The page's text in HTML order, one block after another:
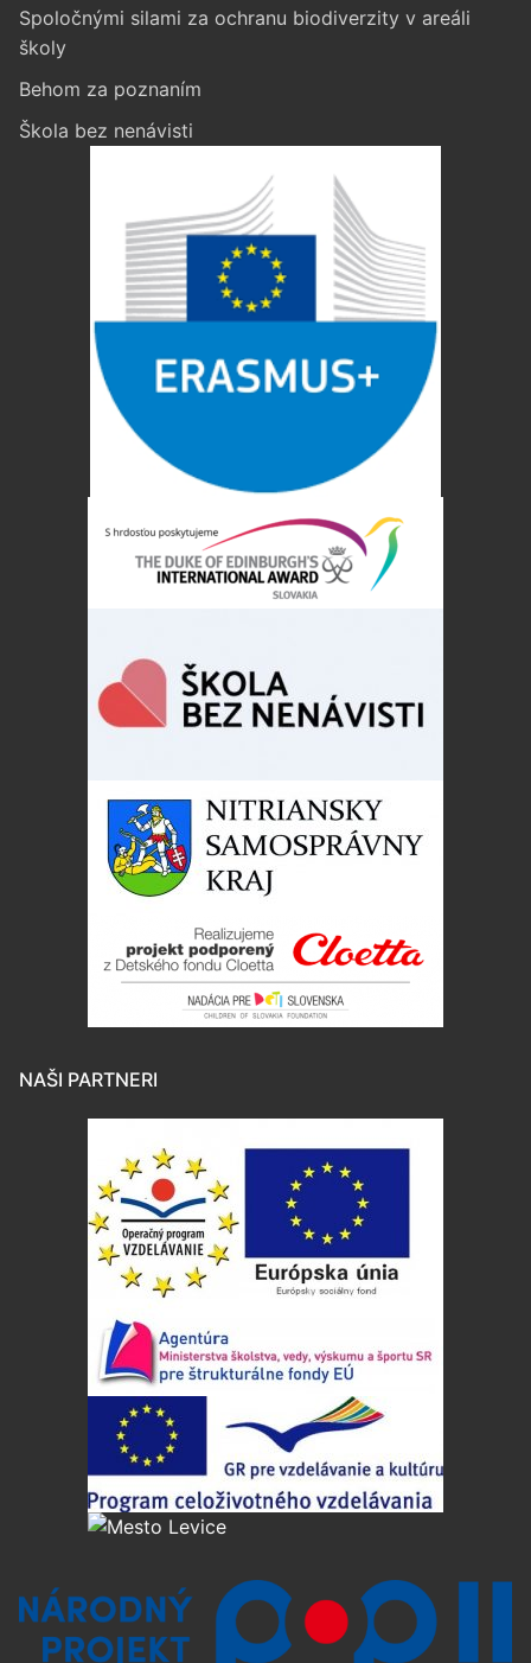
Spoločnými silami za ochranu biodiverzity v areáli
školy
Behom za poznaním
Škola bez nenávisti
NAŠI PARTNERI